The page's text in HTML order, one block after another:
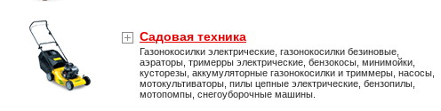
Садовая техника
Газонокосилки электрические, газонокосилки безиновые,
аэраторы, тримерры электрические, бензокосы, минимойки,
кусторезы, аккумуляторные газонокосилки и триммеры, насосы,
мотокультиваторы, пилы цепные электрические, бензопилы,
мотопомпы, снегоуборочные машины.